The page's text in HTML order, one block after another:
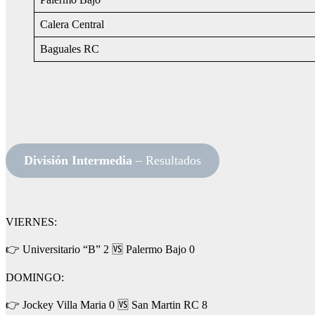
Calera Central
Baguales RC
División Intermedia– Resultados
VIERNES:
👉 Universitario “B” 2 🆚 Palermo Bajo 0
DOMINGO:
👉 Jockey Villa Maria 0 🆚 San Martin RC 8